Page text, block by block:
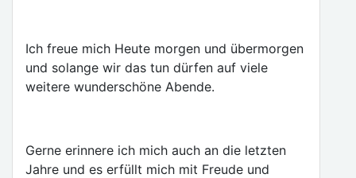
Ich freue mich Heute morgen und übermorgen
und solange wir das tun dürfen auf viele
weitere wunderschöne Abende.
Gerne erinnere ich mich auch an die letzten
Jahre und es erfüllt mich mit Freude und